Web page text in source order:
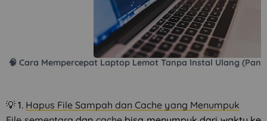
🧠 Cara Mempercepat Laptop Lemot Tanpa Instal Ulang
💡 1. Hapus File Sampah dan Cache yang Menumpuk